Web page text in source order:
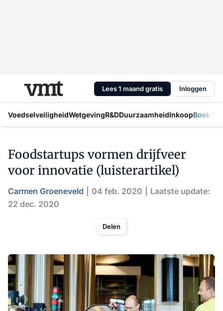
Lees 1 maand gratis Inloggen
VoedselveiligheidWetgevingR&DDuurzaamheidInkoopBoek
Foodstartups vormen drijfveer
voor innovatie (luisterartikel)
Carmen Groeneveld 04 feb. 2020
Laatste update:
22 dec. 2020
Delen